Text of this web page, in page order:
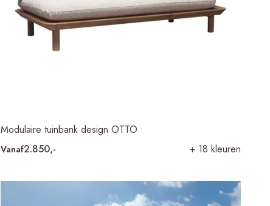
Modulaire tuinbank design OTTO
Vanaf2.850,- + 18 kleuren